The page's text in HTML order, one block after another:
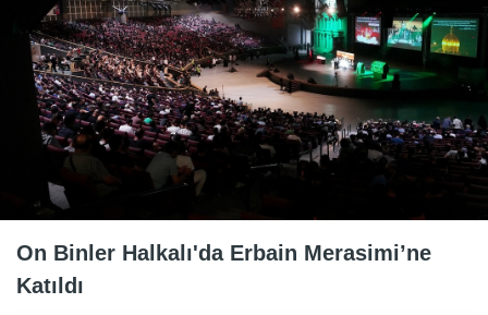
On Binler Halkalı'da Erbain Merasimi’ne
Katıldı